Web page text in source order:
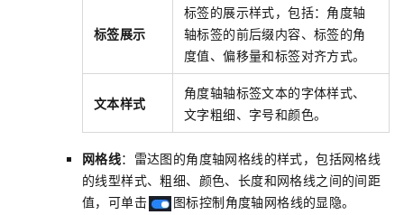
标签展示
标签的展示样式，包括：角度轴
轴标签的前后缀内容、标签的角
度值、偏移量和标签对齐方式。
文本样式
角度轴轴标签文本的字体样式、
文字粗细、字号和颜色。
网格线：雷达图的角度轴网格线的样式，包括网格线
的线型样式、粗细、颜色、长度和网格线之间的间距
值，可单击
图标控制角度轴网格线的显隐。